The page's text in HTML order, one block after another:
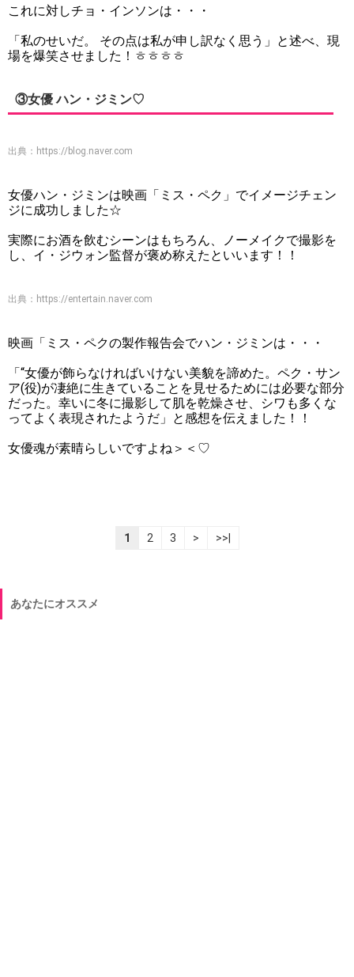
これに対しチョ・インソンは・・・
「私のせいだ。 その点は私が申し訳なく思う」と述べ、現
場を爆笑させました！ㅎㅎㅎㅎ
③女優 ハン・ジミン♡
出典： https://blog.naver.com
女優ハン・ジミンは映画「ミス・ペク」でイメージチェン
ジに成功しました☆
実際にお酒を飲むシーンはもちろん、ノーメイクで撮影を
し、イ・ジウォン監督が褒め称えたといいます！！
出典： https://entertain.naver.com
映画「ミス・ペクの製作報告会でハン・ジミンは・・・
「“女優が飾らなければいけない美貌を諦めた。ペク・サン
ア(役)が凄絶に生きていることを見せるためには必要な部分
だった。幸いに冬に撮影して肌を乾燥させ、シワも多くな
ってよく表現されたようだ」と感想を伝えました！！
女優魂が素晴らしいですよね＞＜♡
1 2 3 > >>|
あなたにオススメ